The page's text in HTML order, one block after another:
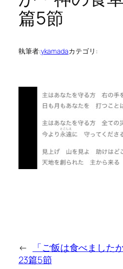
篇5節
執筆者:ykamadaカテゴリ:
←
「ご飯は食べました
23篇5節